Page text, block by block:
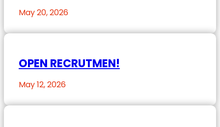
May 20, 2026
OPEN RECRUTMEN!
May 12, 2026